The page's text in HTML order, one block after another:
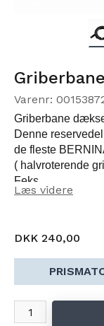
Varenr:
Griberbane
Denne
de fleste
( halvroterende
Feks.
Bernina 600, 700,
Bernina 210, 220,
Bernina 130,
Bernina 430, 440
Læs videre
DKK 240,00